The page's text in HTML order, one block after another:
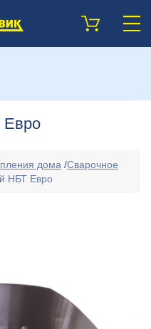
Евро
дома /Сварочное
НБТ Евро